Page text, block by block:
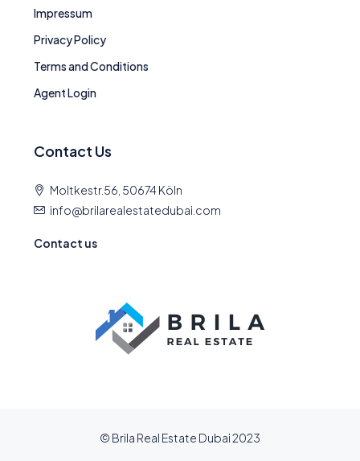
Impressum
Privacy Policy
Terms and Conditions
Agent Login
Contact Us
Moltkestr.56, 50674 Köln
info@brilarealestatedubai.com
Contact us
© Brila Real Estate Dubai 2023